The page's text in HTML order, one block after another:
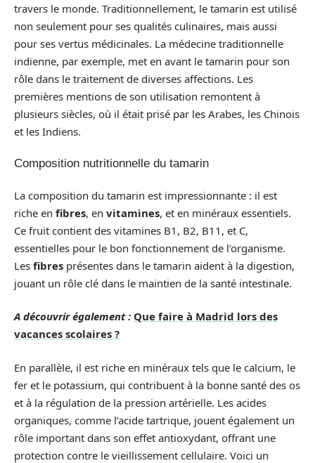
travers le monde. Traditionnellement, le tamarin est utilisé
non seulement pour ses qualités culinaires, mais aussi
pour ses vertus médicinales. La médecine traditionnelle
indienne, par exemple, met en avant le tamarin pour son
rôle dans le traitement de diverses affections. Les
premières mentions de son utilisation remontent à
plusieurs siècles, où il était prisé par les Arabes, les Chinois
et les Indiens.
Composition nutritionnelle du tamarin
La composition du tamarin est impressionnante : il est
riche en fibres, en vitamines, et en minéraux essentiels.
Ce fruit contient des vitamines B1, B2, B11, et C,
essentielles pour le bon fonctionnement de l’organisme.
Les fibres présentes dans le tamarin aident à la digestion,
jouant un rôle clé dans le maintien de la santé intestinale.
A découvrir également : Que faire à Madrid lors des
vacances scolaires ?
En parallèle, il est riche en minéraux tels que le calcium, le
fer et le potassium, qui contribuent à la bonne santé des os
et à la régulation de la pression artérielle. Les acides
organiques, comme l’acide tartrique, jouent également un
rôle important dans son effet antioxydant, offrant une
protection contre le vieillissement cellulaire. Voici un